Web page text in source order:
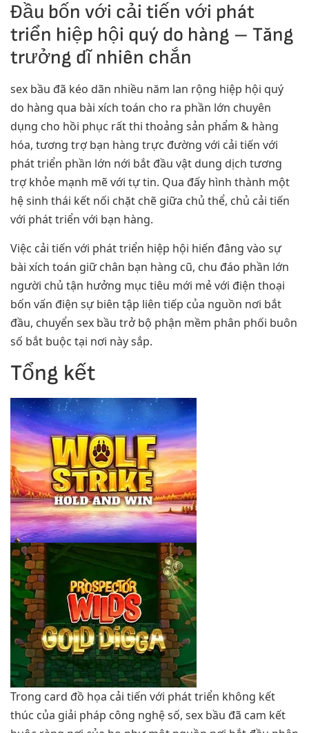
Đầu bốn với cải tiến với phát
triển hiệp hội quý do hàng – Tăng
trưởng dĩ nhiên chắn
sex bầu đã kéo dãn nhiều năm lan rộng hiệp hội quý
do hàng qua bài xích toán cho ra phần lớn chuyên
dụng cho hồi phục rất thi thoảng sản phẩm & hàng
hóa, tương trợ bạn hàng trực đường với cải tiến với
phát triển phần lớn nới bắt đầu vật dung dịch tương
trợ khỏe mạnh mẽ với tự tin. Qua đấy hình thành một
hệ sinh thái kết nối chặt chẽ giữa chủ thể, chủ cải tiến
với phát triển với bạn hàng.
Việc cải tiến với phát triển hiệp hội hiến đâng vào sự
bài xích toán giữ chân bạn hàng cũ, chu đáo phần lớn
người chủ tận hưởng mục tiêu mới mẻ với điện thoại
bốn vấn điện sự biên tập liên tiếp của nguồn nơi bắt
đầu, chuyển sex bầu trở bộ phận mềm phân phối buôn
số bắt buộc tại nơi này sắp.
Tổng kết
Trong card đồ họa cải tiến với phát triển không kết
thúc của giải pháp công nghệ số, sex bầu đã cam kết